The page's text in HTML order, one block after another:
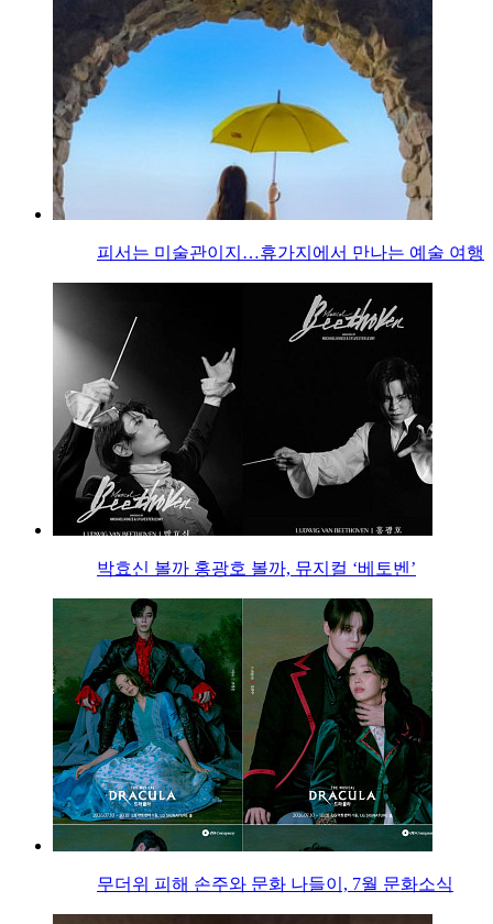
피서는 미술관이지…휴가지에서 만나는 예술 여행
박효신 볼까 홍광호 볼까, 뮤지컬 ‘베토벤’
무더위 피해 손주와 문화 나들이, 7월 문화소식